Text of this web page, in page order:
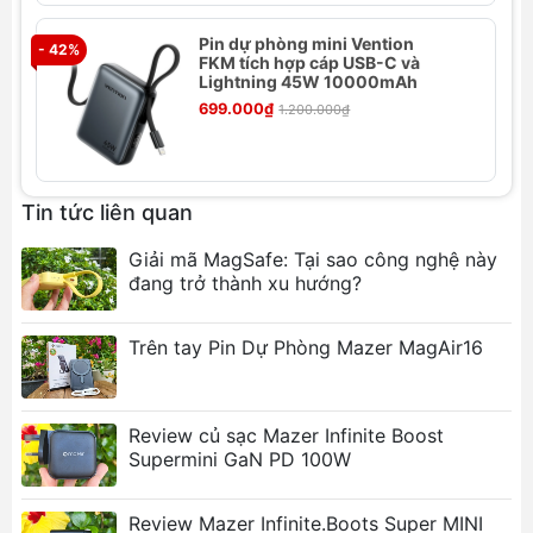
Thông số kỹ thuật Bộ sạc nhanh Mazer
GaN 20W
Hãng sản xuất:
Output Type-C:20W (PD 3.0)
Output USB:
Cổng sạc: 1 x USB-C, 1 x USB-A
Tính năng: Phích cắm tường có thể gập lại,
bảo vệ thiết bị, hiệu quả cao, không nóng khi
sạc lâu
Bảo hành:
Tính năng nổi bật của Bộ sạc nhanh
Mazer GaN 20W
Thiết kế siêu nhỏ gọn:
các bộ sạc PD thông thường, dễ dàng mang
- 42%
Pin dự phòng mini Vention
FKM tích hợp cáp USB-C và
Lightning 45W 10000mAh
699.000₫ 1.200.000₫
Tin tức liên quan
Giải mã MagSafe: Tại sao công nghệ này
đang trở thành xu hướng?
Trên tay Pin Dự Phòng Mazer MagAir16
Review củ sạc Mazer Infinite Boost
Supermini GaN PD 100W
Review Mazer Infinite.Boots Super MINI